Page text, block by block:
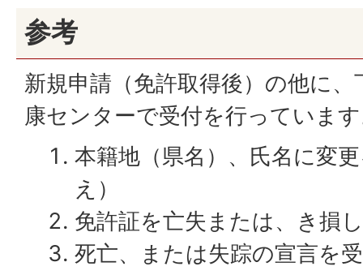
参考
新規申請（免許取得後）の他に
康センターで受付を行っていま
本籍地（県名）、氏名に変
え）
免許証を亡失または、き損
死亡、または失踪の宣言を